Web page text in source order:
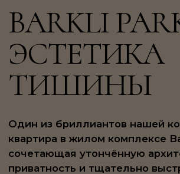
Один из бриллиантов нашей коллекции —
квартира в жилом комплексе Barkli Park,
сочетающая утончённую архитектуру,
приватность и тщательно выстроенное
жилое пространство
Barkli Park расположен в историческом
Мещанском районе Москвы, в зелёном
музеи, театры, архитектура старой
Москвы. Атмосфера района — редкое
сочетание уюта, тишины и ритма
большого города.